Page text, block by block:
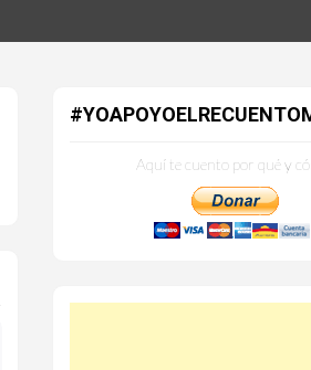
Aquí te cuento por qué y